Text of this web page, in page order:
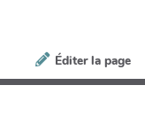
Éditer la page